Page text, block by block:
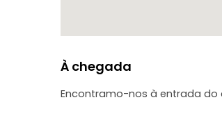
À chegada
Encontramo-nos à entrada do